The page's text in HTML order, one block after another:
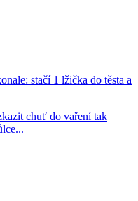
stačí 1 lžička do těsta a
chuť do vaření tak